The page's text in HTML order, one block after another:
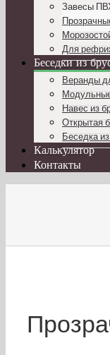
Завесы
Для
Беседки из
Веранды
Навес из
Открытая
Беседка
Калькулятор
Контакты